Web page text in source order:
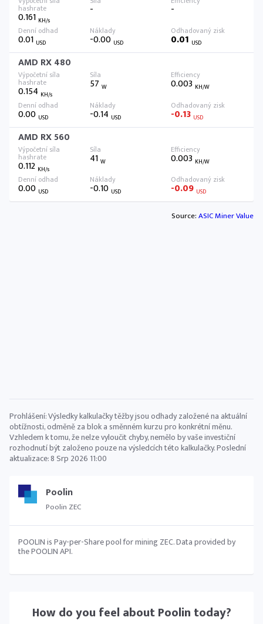
Poolin
Poolin ZEC
POOLIN is Pay-per-Share pool for mining ZEC. Data provided by
the POOLIN API.
How do you feel aboutPoolin today?
0.161 KH/s
-
-
0.01 USD -0.00USD 0.01 USD
AMD RX 480
0.154 KH/s
57W 0.003 KH/W
0.00 USD -0.14 USD -0.13 USD
AMD RX 560
0.112 KH/s
41W 0.003 KH/W
0.00 USD -0.10 USD -0.09 USD
Source:ASIC Miner Value
Prohlášení: Výsledky kalkulačky těžby jsou odhady založené na aktuální
obtížnosti, odměně za blok a směnném kurzu pro konkrétní měnu.
Vzhledem k tomu, že nelze vyloučit chyby, nemělo by vaše investiční
rozhodnutí být založeno pouze na výsledcích této kalkulačky. Poslední
aktualizace:8 Srp 2026 11:00